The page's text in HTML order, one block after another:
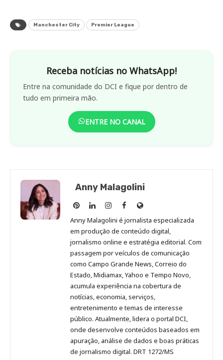
Manchester City Premier League
Receba notícias no WhatsApp!
Entre na comunidade do DCI e fique por dentro de
tudo em primeira mão.
ENTRE NO CANAL
Anny Malagolini
Anny
Malagolini
no
Pinterest
Anny
Malagolini
no
LinkedIn
Anny
Malagolini
no
Instagram
Anny
Malagolini
no
Facebook
Site
de
Anny
Malagolini
Anny Malagolini é jornalista especializada
em produção de conteúdo digital,
jornalismo online e estratégia editorial. Com
passagem por veículos de comunicação
como Campo Grande News, Correio do
Estado, Midiamax, Yahoo e Tempo Novo,
acumula experiência na cobertura de
notícias, economia, serviços,
entretenimento e temas de interesse
público. Atualmente, lidera o portal DCI,
onde desenvolve conteúdos baseados em
apuração, análise de dados e boas práticas
de jornalismo digital. DRT 1272/MS